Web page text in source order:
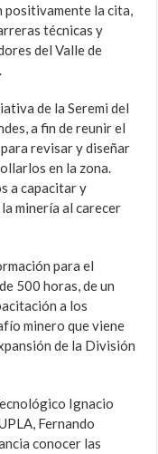
positivamente la cita,
técnicas y
del Valle de
de la Seremi del
a fin de reunir el
revisar y diseñar
en la zona.
a capacitar y
minería al carecer
para el
500 horas, de un
a los
minero que viene
de la División
Ignacio
Fernando
conocer las